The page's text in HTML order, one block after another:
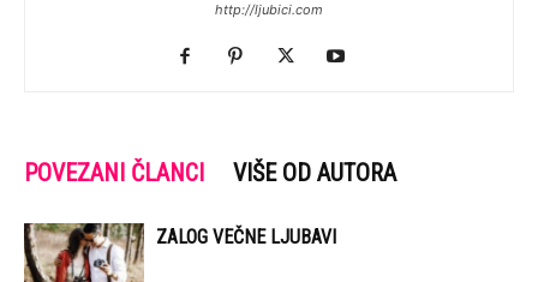
http://ljubici.com
POVEZANI ČLANCI VIŠE OD AUTORA
ZALOG VEČNE LJUBAVI